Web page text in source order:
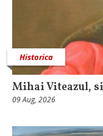
Historica
Mihai Viteazul,
09 Aug, 2026